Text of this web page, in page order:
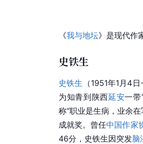
《我与地坛》是现代作
史铁生
史铁生 （1951年1月4
为知青到陕西延安一带
称“职业是生病，业余
成就奖。曾任中国作家
46分，史铁生因突发脑